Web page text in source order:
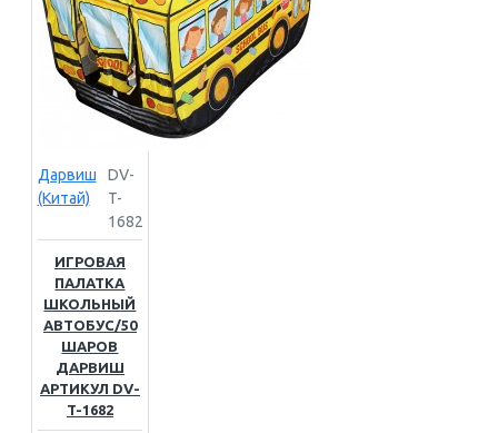
Дарвиш
(Китай)
DV-
T-
1682
ИГРОВАЯ
ПАЛАТКА
ШКОЛЬНЫЙ
АВТОБУС/50
ШАРОВ
ДАРВИШ
АРТИКУЛ DV-
T-1682